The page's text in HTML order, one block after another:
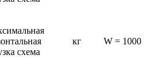
кг W = 1000